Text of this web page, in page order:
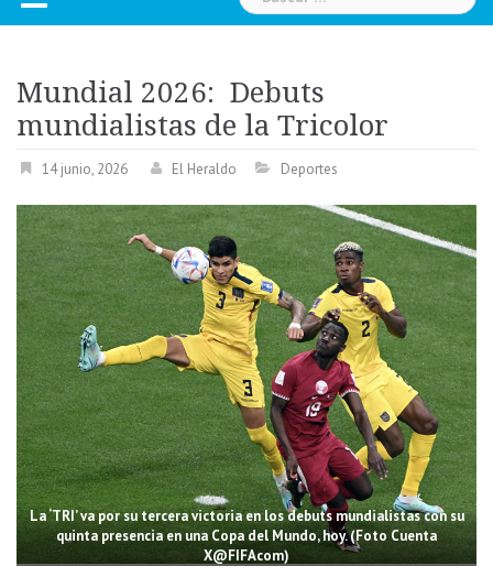
Mundial 2026: Debuts
mundialistas de la Tricolor
14 junio, 2026 El Heraldo Deportes
La ‘TRI’ va por su tercera victoria en los debuts mundialistas con su
quinta presencia en una Copa del Mundo, hoy. (Foto Cuenta
X@FIFAcom)